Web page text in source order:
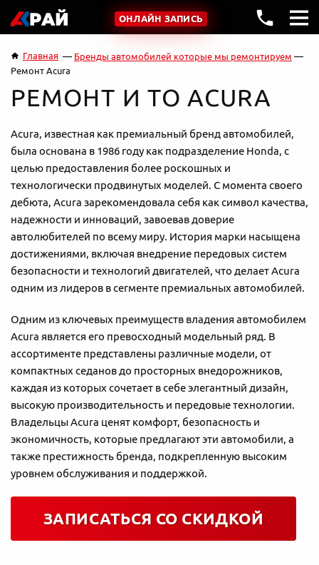
ОНЛАЙН ЗАПИСЬ
Главная
Бренды автомобилей которые мы ремонтируем
Ремонт Acura
РЕМОНТ И ТО ACURA
Acura, известная как премиальный бренд автомобилей,
была основана в 1986 году как подразделение Honda, с
целью предоставления более роскошных и
технологически продвинутых моделей. С момента своего
дебюта, Acura зарекомендовала себя как символ качества,
надежности и инноваций, завоевав доверие
автолюбителей по всему миру. История марки насыщена
достижениями, включая внедрение передовых систем
безопасности и технологий двигателей, что делает Acura
одним из лидеров в сегменте премиальных автомобилей.
Одним из ключевых преимуществ владения автомобилем
Acura является его превосходный модельный ряд. В
ассортименте представлены различные модели, от
компактных седанов до просторных внедорожников,
каждая из которых сочетает в себе элегантный дизайн,
высокую производительность и передовые технологии.
Владельцы Acura ценят комфорт, безопасность и
экономичность, которые предлагают эти автомобили, а
также престижность бренда, подкрепленную высоким
уровнем обслуживания и поддержкой.
ЗАПИСАТЬСЯ СО СКИДКОЙ